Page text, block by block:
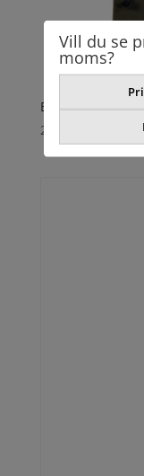
BAKLYKTA
277,42
exkl.
Vill du se
moms?